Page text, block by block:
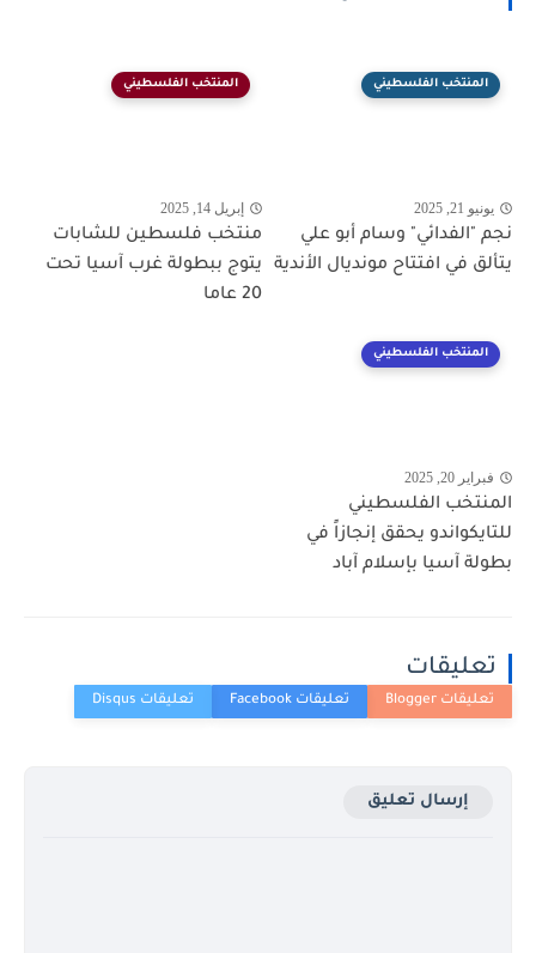
المنتخب الفلسطيني
يونيو 21, 2025
نجم "الفدائي" وسام أبو علي
يتألق في افتتاح مونديال الأندية
المنتخب الفلسطيني
إبريل 14, 2025
منتخب فلسطين للشابات
يتوج ببطولة غرب آسيا تحت
20 عاما
المنتخب الفلسطيني
فبراير 20, 2025
المنتخب الفلسطيني
للتايكواندو يحقق إنجازاً في
بطولة آسيا بإسلام آباد
تعليقات
إرسال تعليق